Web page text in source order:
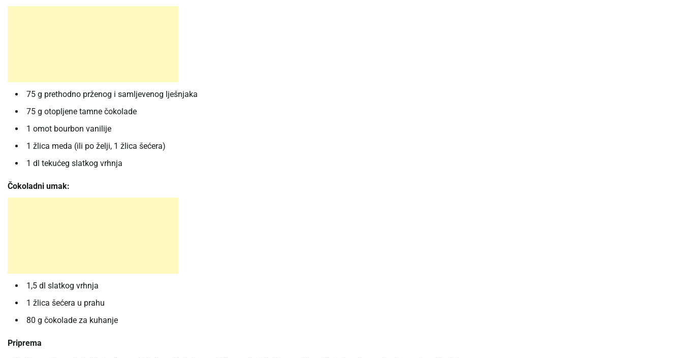
75 g prethodno prženog i samljevenog lješnjaka
75 g otopljene tamne čokolade
1 omot bourbon vanilije
1 žlica meda (ili po želji, 1 žlica šećera)
1 dl tekućeg slatkog vrhnja
Čokoladni umak:
1,5 dl slatkog vrhnja
1 žlica šećera u prahu
80 g čokolade za kuhanje
Priprema